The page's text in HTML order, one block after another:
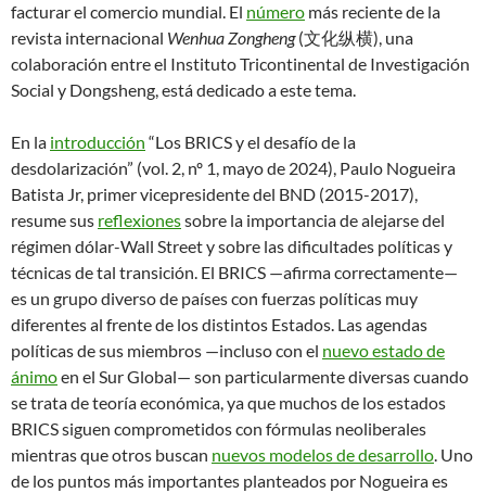
facturar el comercio mundial. El número más reciente de la
revista internacional Wenhua Zongheng(文化纵横), una
colaboración entre el Instituto Tricontinental de Investigación
Social y Dongsheng, está dedicado a este tema.
En la introducción “Los BRICS y el desafío de la
desdolarización” (vol. 2, nº 1, mayo de 2024), Paulo Nogueira
Batista Jr, primer vicepresidente del BND (2015-2017),
resume sus reflexionessobre la importancia de alejarse del
régimen dólar-Wall Street y sobre las dificultades políticas y
técnicas de tal transición. El BRICS —afirma correctamente—
es un grupo diverso de países con fuerzas políticas muy
diferentes al frente de los distintos Estados. Las agendas
políticas de sus miembros —incluso con el nuevo estado de
ánimoen el Sur Global— son particularmente diversas cuando
se trata de teoría económica, ya que muchos de los estados
BRICS siguen comprometidos con fórmulas neoliberales
mientras que otros buscan nuevos modelos de desarrollo. Uno
de los puntos más importantes planteados por Nogueira es